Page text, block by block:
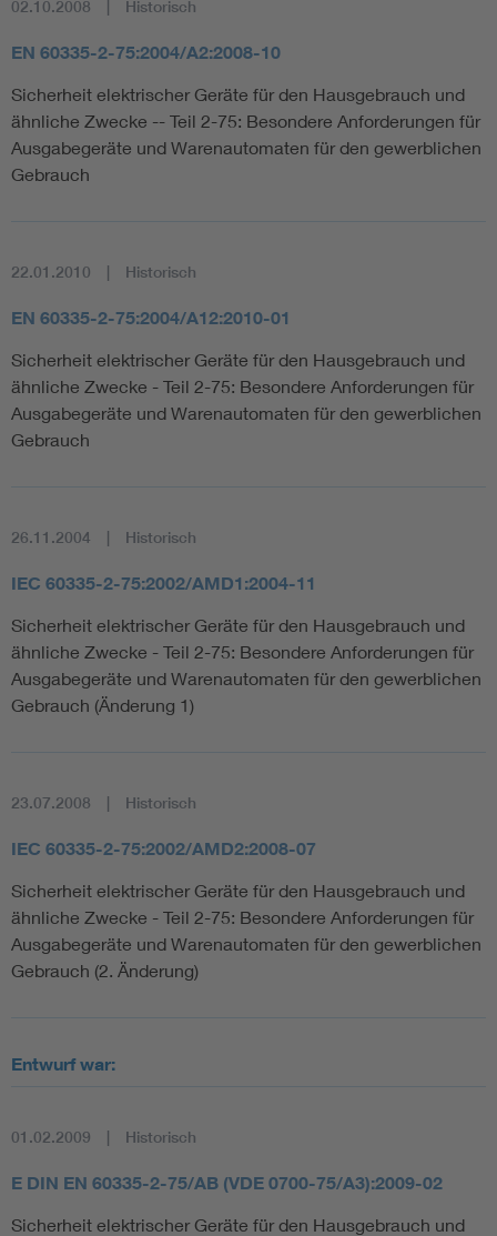
02.10.2008 Historisch
EN 60335-2-75:2004/A2:2008-10
Sicherheit elektrischer Geräte für den Hausgebrauch und
ähnliche Zwecke -- Teil 2-75: Besondere Anforderungen für
Ausgabegeräte und Warenautomaten für den gewerblichen
Gebrauch
22.01.2010 Historisch
EN 60335-2-75:2004/A12:2010-01
Sicherheit elektrischer Geräte für den Hausgebrauch und
ähnliche Zwecke - Teil 2-75: Besondere Anforderungen für
Ausgabegeräte und Warenautomaten für den gewerblichen
Gebrauch
26.11.2004 Historisch
IEC 60335-2-75:2002/AMD1:2004-11
Sicherheit elektrischer Geräte für den Hausgebrauch und
ähnliche Zwecke - Teil 2-75: Besondere Anforderungen für
Ausgabegeräte und Warenautomaten für den gewerblichen
Gebrauch (Änderung 1)
23.07.2008 Historisch
IEC 60335-2-75:2002/AMD2:2008-07
Sicherheit elektrischer Geräte für den Hausgebrauch und
ähnliche Zwecke - Teil 2-75: Besondere Anforderungen für
Ausgabegeräte und Warenautomaten für den gewerblichen
Gebrauch (2. Änderung)
Entwurf war:
01.02.2009 Historisch
E DIN EN 60335-2-75/AB (VDE 0700-75/A3):2009-02
Sicherheit elektrischer Geräte für den Hausgebrauch und